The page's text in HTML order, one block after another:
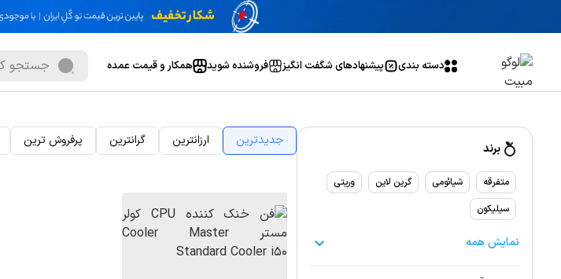
دسته بندی پیشنهاد‌های شگفت انگیز فروشنده شوید همکار و قیمت عمده
برند
متفرقه شیائومی گرین لاین
وریتی
سیلیکون
نمایش همه
جدیدترین ارزانترین گرانترین پرفروش ترین